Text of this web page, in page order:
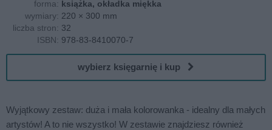
forma: książka, okładka miękka
wymiary: 220 × 300 mm
liczba stron: 32
ISBN: 978-83-8410070-7
wybierz księgarnię i kup
Wyjątkowy zestaw: duża i mała kolorowanka - idealny dla małych
artystów! A to nie wszystko! W zestawie znajdziesz również